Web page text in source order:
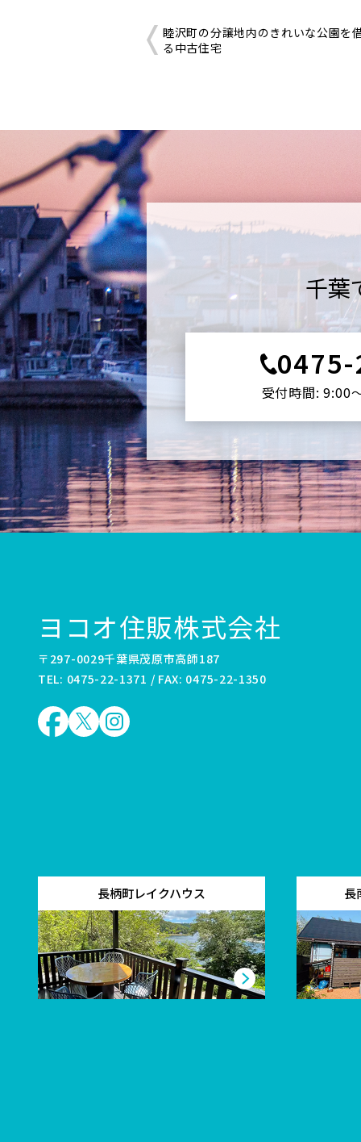
睦沢町の分譲地内のきれいな公園を
る中古住宅
千葉
受付時間: 9:00
ヨコオ住販株式会社
〒297-0029千葉県茂原市高師187
TEL: 0475-22-1371 / FAX: 0475-22-1350
長柄町レイクハウス 長